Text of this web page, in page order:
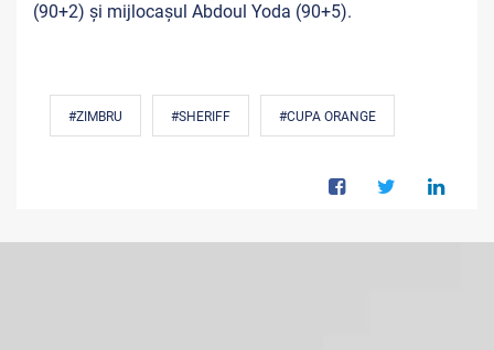
(90+2) și mijlocașul Abdoul Yoda (90+5).
#ZIMBRU #SHERIFF #CUPA ORANGE